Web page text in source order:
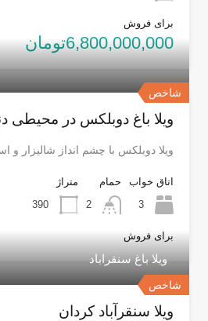
برای فروش
6,800,000,000تومان
شاخص
ویلا باغ دوبلکس در محیطی
ویلا دوبلکس با چشم انداز شالیزار و
اتاق خواب
3
حمام
2
متراژ
390
برای فروش
شاخص
ویلا باغ سنقراباد
ویلا سنقرآباد کردان